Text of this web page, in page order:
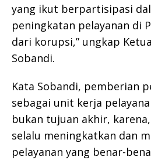
yang ikut berpartisipasi
peningkatan pelayanan di
dari korupsi,” ungkap
Sobandi.
Kata Sobandi, pemberian
sebagai unit kerja
bukan tujuan akhir,
selalu meningkatkan dan
pelayanan yang benar-